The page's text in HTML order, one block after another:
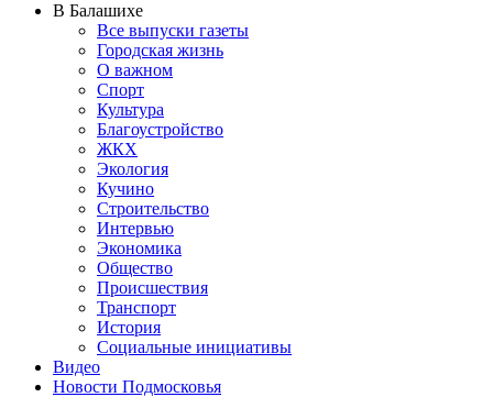
В Балашихе
Все выпуски газеты
Городская жизнь
О важном
Спорт
Культура
Благоустройство
ЖКХ
Экология
Кучино
Строительство
Интервью
Экономика
Общество
Происшествия
Транспорт
История
Социальные инициативы
Видео
Новости Подмосковья